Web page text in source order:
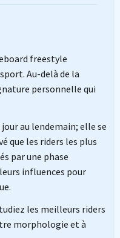
freestyle
Au-delà de la
personnelle qui
au lendemain; elle se
que les riders les plus
par une phase
influences pour
les meilleurs riders
morphologie et à